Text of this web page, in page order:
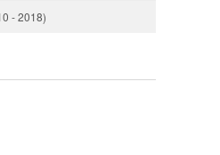
- 2018)